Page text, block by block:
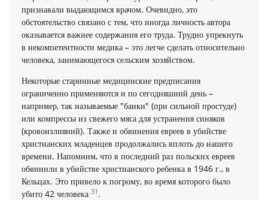
признавали выдающимся врачом. Очевидно, это
обстоятельство связано с тем, что иногда личность автора
оказывается важнее содержания его труда. Трудно упрекнуть
в некомпетентности медика – это легче сделать относительно
человека, занимающегося сельским хозяйством.
Некоторые старинные медицинские предписания
ограниченно применяются и по сегодняшннй день –
например, так называемые "банки" (при сильной простуде)
или компрессы из свежего мяса для устранения синяков
(кровоизлияний). Также и обвинения евреев в убийстве
христианских младенцев продолжались вплоть до нашего
времени. Напомним, что в последний раз польских евреев
обвинили в убийстве христианского ребенка в 1946 г., в
Кельцах. Это привело к погрому, во время которого было
убито 42 человека 31 .